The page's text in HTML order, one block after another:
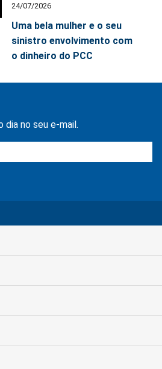
24/07/2026
Uma bela mulher e o seu
sinistro envolvimento com
o dinheiro do PCC
dia no seu e-mail.